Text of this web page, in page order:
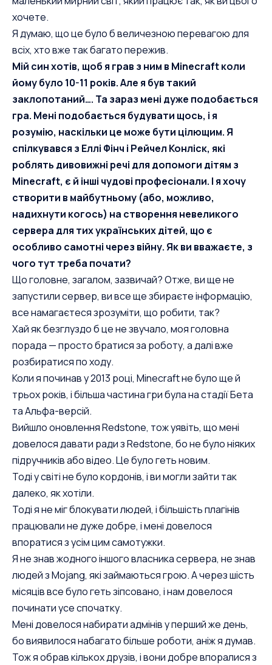
хочете.
Я думаю, що це було б величезною перевагою для
всіх, хто вже так багато пережив.
Мій син хотів, щоб я грав з ним в Minecraft коли
йому було 10-11 років. Але я був такий
заклопотаний…. Та зараз мені дуже подобається
гра. Мені подобається будувати щось, і я
розумію, наскільки це може бути цілющим. Я
спілкувався з Еллі Фінч і Рейчел Конліск, які
роблять дивовижні речі для допомоги дітям з
Minecraft, є й інші чудові професіонали. І я хочу
створити в майбутньому (або, можливо,
надихнути когось) на створення невеликого
сервера для тих українських дітей, що є
особливо самотні через війну. Як ви вважаєте, з
чого тут треба почати?
Що головне, загалом, зазвичай? Отже, ви ще не
запустили сервер, ви все ще збираєте інформацію,
все намагаєтеся зрозуміти, що робити, так?
Хай як безглуздо б це не звучало, моя головна
порада — просто братися за роботу, а далі вже
розбиратися по ходу.
Коли я починав у 2013 році, Minecraft не було ще й
трьох років, і більша частина гри була на стадії Бета
та Альфа-версій.
Вийшло оновлення Redstone, тож уявіть, що мені
довелося давати ради з Redstone, бо не було ніяких
підручників або відео. Це було геть новим.
Тоді у світі не було кордонів, і ви могли зайти так
далеко, як хотіли.
Тоді я не міг блокувати людей, і більшість плагінів
працювали не дуже добре, і мені довелося
впоратися з усім цим самотужки.
Я не знав жодного іншого власника сервера, не знав
людей з Mojang, які займаються грою. А через шість
місяців все було геть зіпсовано, і нам довелося
починати усе спочатку.
Мені довелося набирати адмінів у перший же день,
бо виявилося набагато більше роботи, аніж я думав.
Тож я обрав кількох друзів, і вони добре впоралися з